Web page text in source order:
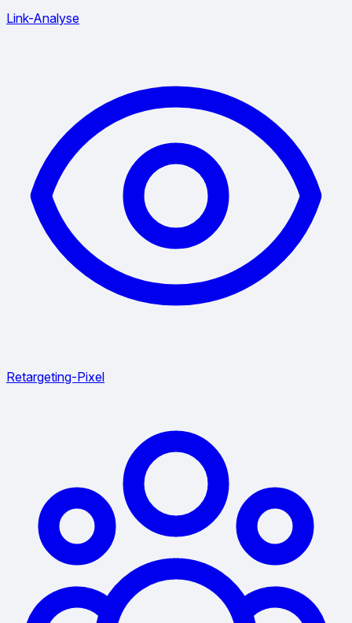
Link-Analyse
Retargeting-Pixel